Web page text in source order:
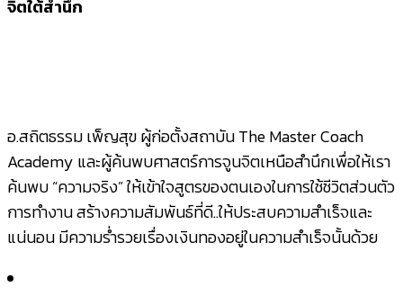
อ.สถิตธรรม เพ็ญสุข ผู้ก่อตั้งสถาบัน The Master Coach
Academy และผู้ค้นพบศาสตร์การจูนจิตเหนือสำนึกเพื่อให้เรา
ค้นพบ “ความจริง” ให้เข้าใจสูตรของตนเองในการใช้ชีวิตส่วนตัว
การทำงาน สร้างความสัมพันธ์ที่ดี..ให้ประสบความสำเร็จและ
แน่นอน มีความร่ำรวยเรื่องเงินทองอยู่ในความสำเร็จนั้นด้วย